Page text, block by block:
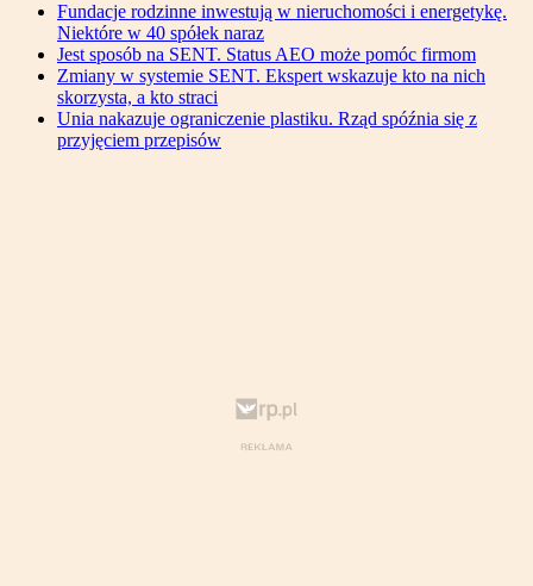
Fundacje rodzinne inwestują w nieruchomości i energetykę.
Niektóre w 40 spółek naraz
Jest sposób na SENT. Status AEO może pomóc firmom
Zmiany w systemie SENT. Ekspert wskazuje kto na nich
skorzysta, a kto straci
Unia nakazuje ograniczenie plastiku. Rząd spóźnia się z
przyjęciem przepisów